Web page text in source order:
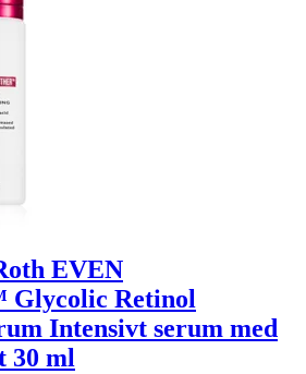
EVEN
Retinol
Intensivt serum med
30 ml